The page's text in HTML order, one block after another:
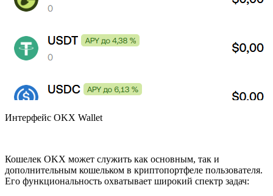
Интерфейс OKX Wallet
Кошелек OKX может служить как основным, так и
дополнительным кошельком в криптопортфеле пользователя.
Его функциональность охватывает широкий спектр задач: